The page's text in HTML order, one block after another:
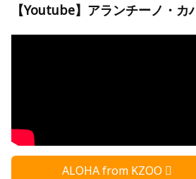
【Youtube】アランチーノ・カ
ALOHA from KZOO